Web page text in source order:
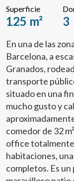
Superficie
125 m² 3
En una de las
Barcelona, a
Granados,
transporte
situado en una
mucho gusto y
comedor de 32
office totalmente
habitaciones,
completos. Es un